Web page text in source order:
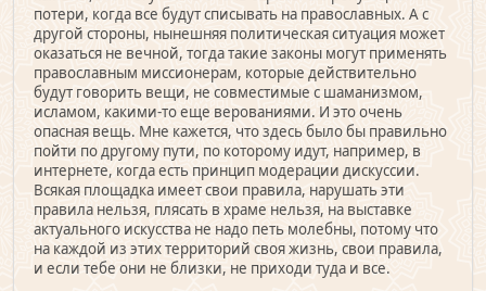
потери, когда все будут списывать на православных. А с
другой стороны, нынешняя политическая ситуация может
оказаться не вечной, тогда такие законы могут применять
православным миссионерам, которые действительно
будут говорить вещи, не совместимые с шаманизмом,
исламом, какими-то еще верованиями. И это очень
опасная вещь. Мне кажется, что здесь было бы правильно
пойти по другому пути, по которому идут, например, в
интернете, когда есть принцип модерации дискуссии.
Всякая площадка имеет свои правила, нарушать эти
правила нельзя, плясать в храме нельзя, на выставке
актуального искусства не надо петь молебны, потому что
на каждой из этих территорий своя жизнь, свои правила,
и если тебе они не близки, не приходи туда и все.